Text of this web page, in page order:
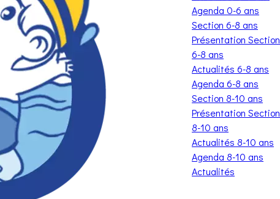
Agenda 0-6 ans
Section 6-8 ans
Présentation Section
6-8 ans
Actualités 6-8 ans
Agenda 6-8 ans
Section 8-10 ans
Présentation Section
8-10 ans
Actualités 8-10 ans
Agenda 8-10 ans
Actualités